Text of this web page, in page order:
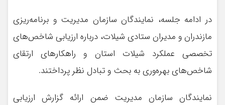
در ادامه جلسه، نمایندگان سازمان مدیریت و برنامه‌ریزی
مازندران و مدیران ستادی شیلات، درباره ارزیابی شاخص‌های
تخصصی عملکرد شیلات استان و راهکارهای ارتقای
شاخص‌های بهره‌وری به بحث و تبادل نظر پرداختند.
نمایندگان سازمان مدیریت ضمن ارائه گزارش ارزیابی